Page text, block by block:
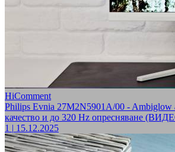
HiComment
Philips Evnia 27M2N5901A/00 - Ambiglow
качество и до 320 Hz опресняване
1 | 15.12.2025